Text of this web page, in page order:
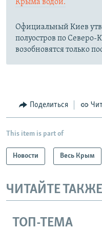
Крыма водой.
Официальный Киев
полуостров по
возобновятся только
Поделиться
This item is part of
Новости Весь Крым
ЧИТАЙТЕ
ТОП-ТЕМА